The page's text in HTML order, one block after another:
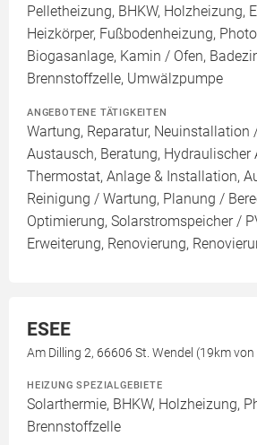
Pelletheizung, BHKW, Holzheizung,
Heizkörper, Fußbodenheizung,
Biogasanlage, Kamin / Ofen,
Brennstoffzelle, Umwälzpumpe
ANGEBOTENE TÄTIGKEITEN
Wartung, Reparatur, Neuinstallation
Austausch, Beratung, Hydraulischer
Thermostat, Anlage & Installation,
Reinigung / Wartung, Planung /
Optimierung, Solarstromspeicher /
Erweiterung, Renovierung,
ESEE
Am Dilling 2, 66606 St. Wendel (19km
HEIZUNG SPEZIALGEBIETE
Solarthermie, BHKW, Holzheizung,
Brennstoffzelle